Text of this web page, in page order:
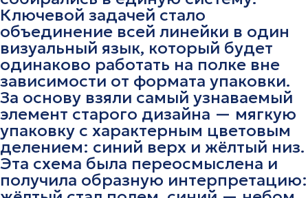
Ключевой задачей стало
объединение всей линейки в один
визуальный язык, который будет
одинаково работать на полке вне
зависимости от формата упаковки.
За основу взяли самый узнаваемый
элемент старого дизайна — мягкую
упаковку с характерным цветовым
делением: синий верх и жёлтый низ.
Эта схема была переосмыслена и
получила образную интерпретацию: